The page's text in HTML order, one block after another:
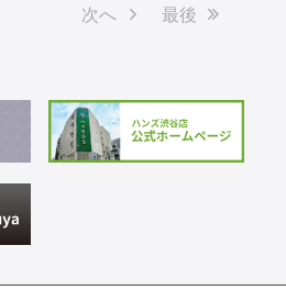
次へ 最後